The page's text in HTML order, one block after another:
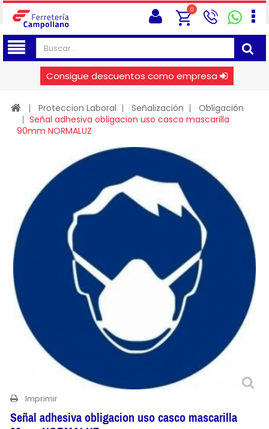
0
Consigue descuentos como empresa
Proteccion Laboral Señalización
Obligación
Señal adhesiva obligacion uso casco mascarilla
90mm NORMALUZ
Imprimir
Señal adhesiva obligacion uso casco mascarilla